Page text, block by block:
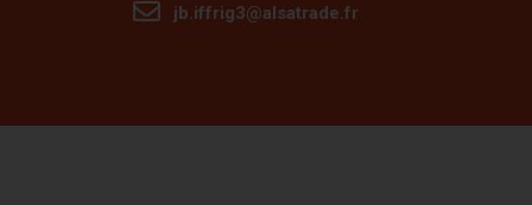
jb.iffrig3@alsatrade.fr